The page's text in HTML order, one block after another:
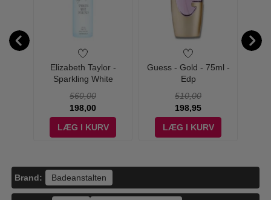
Elizabeth Taylor -
Sparkling White
560,00
198,00
LÆG I KURV
Guess - Gold - 75ml -
Edp
510,00
198,95
LÆG I KURV
Brand: Badeanstalten